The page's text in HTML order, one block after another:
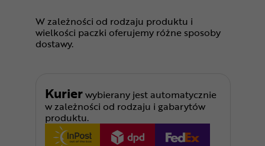
W zależności od rodzaju produktu i
wielkości paczki oferujemy różne sposoby
dostawy.
Kurierwybierany jest automatycznie
w zależności od rodzaju i gabarytów
produktu.